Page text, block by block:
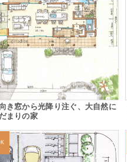
き窓から光降り注ぐ、大自然に
まりの家